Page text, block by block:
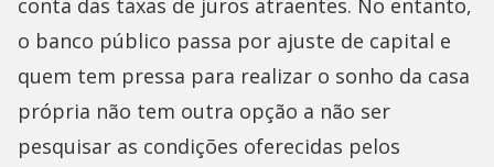
conta das taxas de juros atraentes. No entanto,
o banco público passa por ajuste de capital e
quem tem pressa para realizar o sonho da casa
própria não tem outra opção a não ser
pesquisar as condições oferecidas pelos